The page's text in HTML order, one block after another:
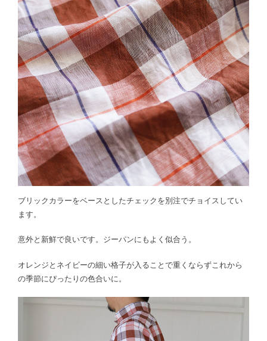
ブリックカラーをベースとしたチェックを別注でチョイスしてい
ます。
意外と新鮮で良いです。ジーパンにもよく似合う。
オレンジとネイビーの細い格子が入ることで重くならずこれから
の季節にぴったりの色合いに。